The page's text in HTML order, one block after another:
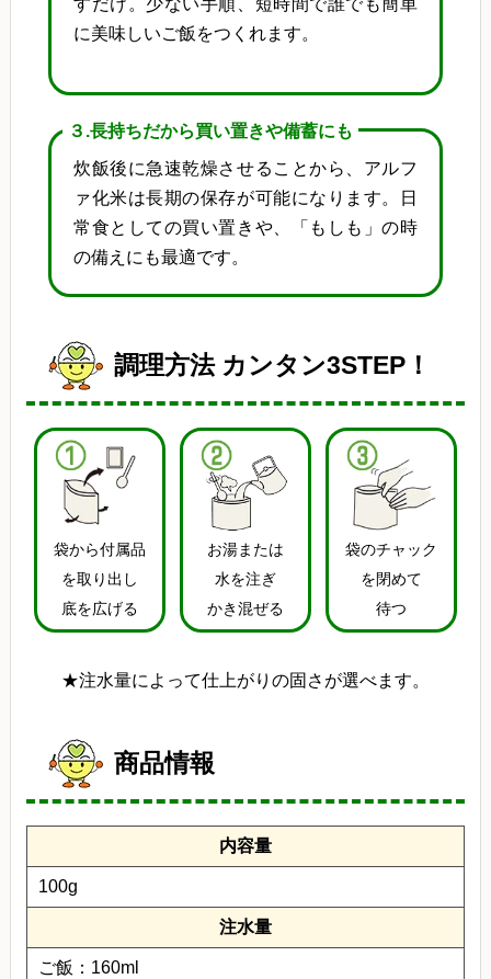
に美味しいご飯をつくれます。
３.長持ちだから買い置きや備蓄にも
炊飯後に急速乾燥させることから、アルフ
ァ化米は長期の保存が可能になります。日
常食としての買い置きや、「もしも」の時
の備えにも最適です。
調理方法 カンタン3STEP！
袋から付属品
を取り出し
底を広げる
お湯または
水を注ぎ
かき混ぜる
袋のチャック
を閉めて
待つ
★注水量によって仕上がりの固さが選べます。
商品情報
内容量
100g
注水量
ご飯：160ml